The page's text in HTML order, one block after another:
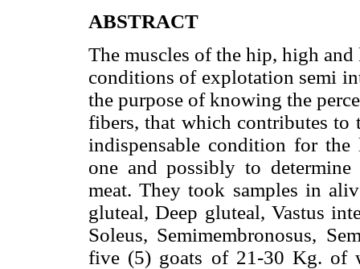
ABSTRACT
The muscles of the hip, high
conditions of explotation semi
the purpose of knowing the
fibers, that which contributes to
indispensable condition for
one and possibly to determine
meat. They took samples in
gluteal, Deep gluteal, Vastus
Soleus, Semimembronosus,
five (5) goats of 21-30 Kg. of